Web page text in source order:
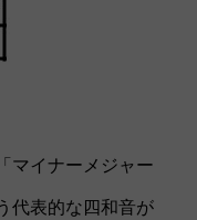
マイナーメジャー
代表的な四和音が